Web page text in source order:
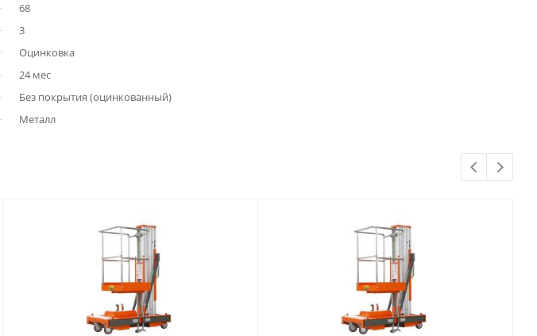
68
3
Оцинковка
24 мес
Без покрытия (оцинкованный)
Металл